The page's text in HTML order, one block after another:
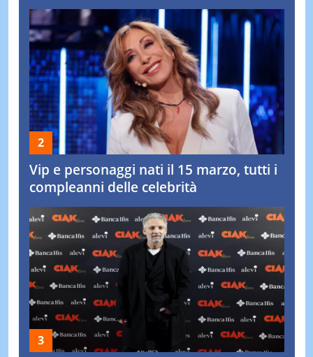
Vip e personaggi nati il 15 marzo, tutti i
compleanni delle celebrità